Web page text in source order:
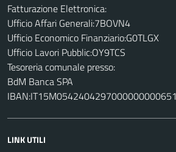
Fatturazione Elettronica:
Ufficio Affari Generali:7BOVN4
Ufficio Economico Finanziario:G0TLGX
Ufficio Lavori Pubblic:OY9TCS
Tesoreria comunale presso:
BdM Banca SPA
IBAN:IT15M0542404297000000000651
LINK UTILI